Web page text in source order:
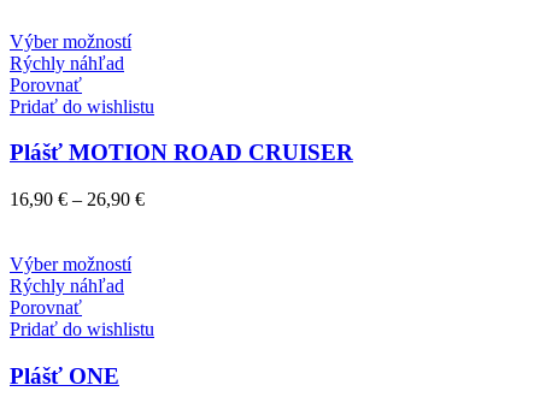
stránke
produktu.
Výber možnostíTento
viacero
Možnosti
môžete
stránke
produktu.
Rýchly náhľad
Porovnať
Pridať do wishlistu
Plášť MOTION ROAD CRUISER
16,90 € – 26,90 €Price
Výber možnostíTento
viacero
Rýchly náhľad
Porovnať
Pridať do wishlistu
Plášť ONE